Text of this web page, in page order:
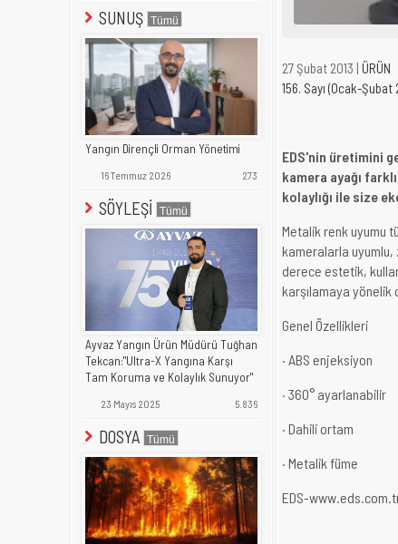
SUNUŞ
Yangın Dirençli Orman Yönetimi
16 Temmuz 2026 273
SÖYLEŞİ
Ayvaz Yangın Ürün Müdürü Tuğhan
Tekcan:"Ultra-X Yangına Karşı
Tam Koruma ve Kolaylık Sunuyor"
23 Mayıs 2025 5.836
DOSYA
27 Şubat 2013 | ÜRÜN
156. Sayı (Ocak-Şubat
EDS'nin üretimini
kamera ayağı
kolaylığı ile size
Metalik renk uyumu
kameralarla uyumlu,
derece estetik,
karşılamaya yönelik
Genel Özellikleri
· ABS enjeksiyon
· 360° ayarlanabilir
· Dahili ortam
· Metalik füme
EDS-